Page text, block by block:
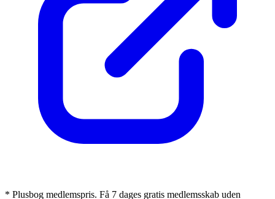
* Plusbog medlemspris. Få 7 dages gratis medlemsskab uden